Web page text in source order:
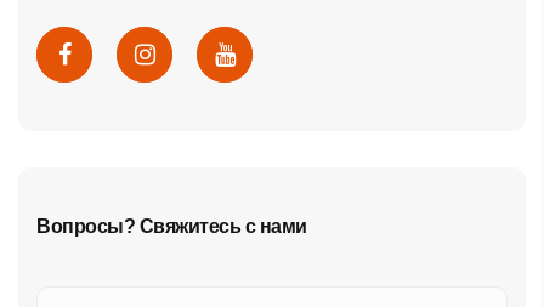
Вопросы? Свяжитесь с нами